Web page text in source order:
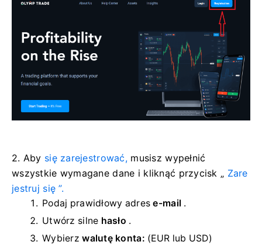
2. Aby się zarejestrować, musisz wypełnić
wszystkie wymagane dane i kliknąć przycisk „ Zare
jestruj się ”.
Podaj prawidłowy adrese-mail .
Utwórz silne hasło .
Wybierzwalutę konta: (EUR lub USD)